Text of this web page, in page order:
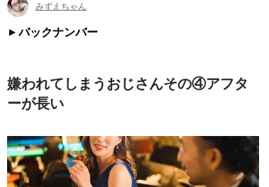
みずえちゃん
バックナンバー
嫌われてしまうおじさんその④アフタ
ーが長い